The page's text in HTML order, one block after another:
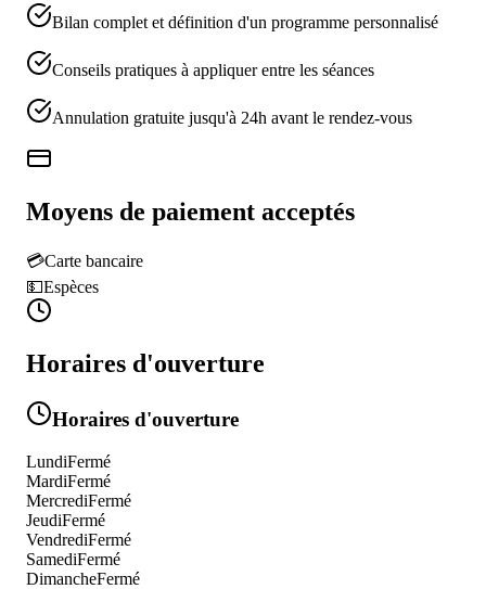
Bilan complet et définition d'un programme personnalisé
Conseils pratiques à appliquer entre les séances
Annulation gratuite jusqu'à 24h avant le rendez-vous
Moyens de paiement acceptés
💳Carte bancaire
💵Espèces
Horaires d'ouverture
Horaires d'ouverture
LundiFermé
MardiFermé
MercrediFermé
JeudiFermé
VendrediFermé
SamediFermé
DimancheFermé